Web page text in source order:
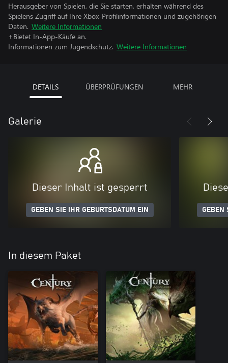
Herausgeber von Spielen, die Sie starten, erhalten während des
Spielens Zugriff auf Ihre Xbox-Profilinformationen und zugehörigen
Daten. Weitere Informationen
+Bietet In-App-Käufe an.
Informationen zum Jugendschutz. Weitere Informationen
DETAILS ÜBERPRÜFUNGEN MEHR
Galerie
Dieser Inhalt ist gesperrt
GEBEN SIE IHR GEBURTSDATUM EIN GEBEN
In diesem Paket